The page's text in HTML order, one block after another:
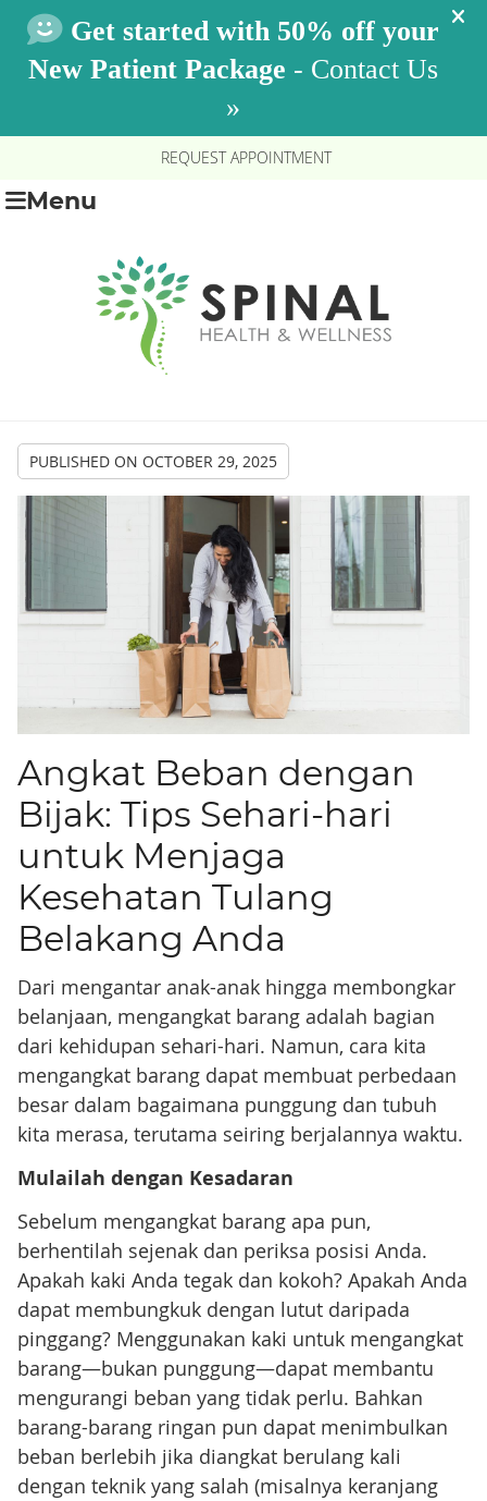
REQUEST APPOINTMENT
Menu
PUBLISHED ON OCTOBER 29, 2025
Angkat Beban dengan
Bijak: Tips Sehari-hari
untuk Menjaga
Kesehatan Tulang
Belakang Anda
Dari mengantar anak-anak hingga membongkar
belanjaan, mengangkat barang adalah bagian
dari kehidupan sehari-hari. Namun, cara kita
mengangkat barang dapat membuat perbedaan
besar dalam bagaimana punggung dan tubuh
kita merasa, terutama seiring berjalannya waktu.
Mulailah dengan Kesadaran
Sebelum mengangkat barang apa pun,
berhentilah sejenak dan periksa posisi Anda.
Apakah kaki Anda tegak dan kokoh? Apakah Anda
dapat membungkuk dengan lutut daripada
pinggang? Menggunakan kaki untuk mengangkat
barang—bukan punggung—dapat membantu
mengurangi beban yang tidak perlu. Bahkan
barang-barang ringan pun dapat menimbulkan
beban berlebih jika diangkat berulang kali
dengan teknik yang salah (misalnya keranjang